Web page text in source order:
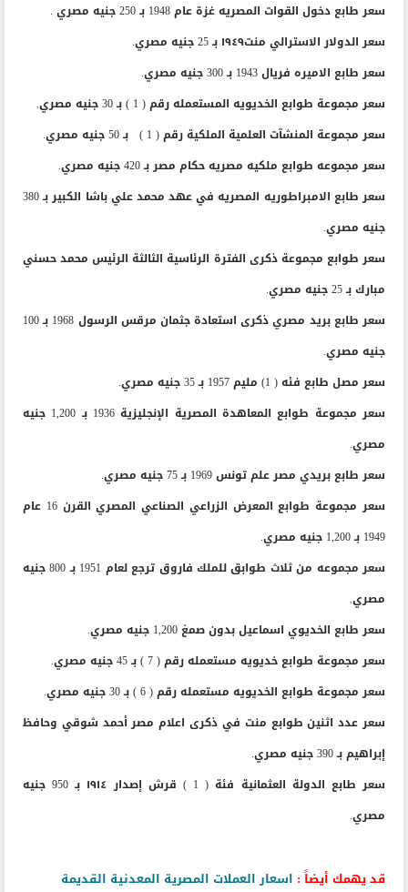
سعر طابع دخول القوات المصريه غزة عام 1948 بـ 250 جنيه مصري .
سعر الدولار الاسترالي منت١٩٤٩ بـ 25 جنيه مصري.
سعر طابع الاميره فريال 1943 بـ 300 جنيه مصري.
سعر مجموعة طوابع الخديويه المستعمله رقم ( 1 ) بـ 30 جنيه مصري.
سعر مجموعة المنشآت العلمية الملكية رقم ( 1 ) بـ 50 جنيه مصري.
سعر مجموعه طوابع ملكيه مصريه حكام مصر بـ 420 جنيه مصري.
سعر طابع الامبراطوريه المصريه في عهد محمد علي باشا الكبير بـ 380
جنيه مصري.
سعر طوابع مجموعة ذكرى الفترة الرئاسية الثالثة الرئيس محمد حسني
مبارك بـ 25 جنيه مصري.
سعر طابع بريد مصري ذكرى استعادة جثمان مرقس الرسول 1968 بـ 100
جنيه مصري.
سعر مصل طابع فئه ( 1) مليم 1957 بـ 35 جنيه مصري.
سعر مجموعة طوابع المعاهدة المصرية الإنجليزية 1936 بـ 1,200 جنيه
مصري.
سعر طابع بريدي مصر علم تونس 1969 بـ 75 جنيه مصري.
سعر مجموعة طوابع المعرض الزراعي الصناعي المصري القرن 16 عام
1949 بـ 1,200 جنيه مصري.
سعر مجموعه من ثلاث طوابق للملك فاروق ترجع لعام 1951 بـ 800 جنيه
مصري.
سعر طابع الخديوي اسماعيل بدون صمغ 1,200 جنيه مصري.
سعر مجموعة طوابع خديويه مستعمله رقم ( 7 ) بـ 45 جنيه مصري.
سعر مجموعة طوابع الخديويه مستعمله رقم ( 6 ) بـ 30 جنيه مصري.
سعر عدد اثنين طوابع منت في ذكرى اعلام مصر أحمد شوقي وحافظ
إبراهيم بـ 390 جنيه مصري.
سعر طابع الدولة العثمانية فئة ( 1 ) قرش إصدار ١٩١٤ بـ 950 جنيه
مصري.
قد يهمك أيضاً : اسعار العملات المصرية المعدنية القديمة